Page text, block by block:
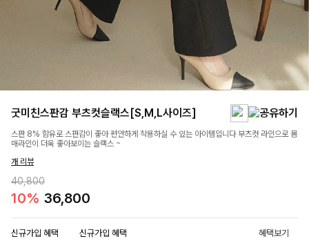
굿미친스판감 부츠컷슬랙스[S,M,L사이즈]
스판 8% 함유로 스판감이 좋아 편안하게 착용하실 수 있는 아이템입니다 부츠컷 라인으로 몸
매라인이 더욱 좋아보이는 슬랙스 ~
개 리뷰
40,800
10% 36,800
신규가입 혜택 신규가입 혜택 혜택보기